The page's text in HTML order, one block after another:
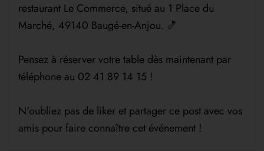
restaurant Le Commerce, situé au 1 Place du
Marché, 49140 Baugé-en-Anjou. 🍤
Pensez à réserver votre table dès maintenant par
téléphone au 02 41 89 14 15 !
N'oubliez pas de liker et partager ce post avec vos
amis pour faire connaître cet événement !